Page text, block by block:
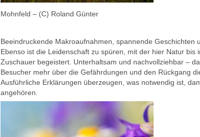
Mohnfeld – (C) Roland Günter
Beeindruckende Makroaufnahmen, spannende Geschichten
Ebenso ist die Leidenschaft zu spüren, mit der hier Natur bis
Zuschauer begeistert. Unterhaltsam und nachvollziehbar –
Besucher mehr über die Gefährdungen und den Rückgang
Ausführliche Erklärungen überzeugen, was notwendig ist,
angehören.